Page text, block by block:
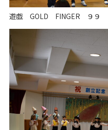
遊戯 GOLD FINGER ９９